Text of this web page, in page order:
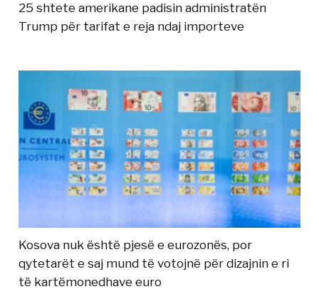
25 shtete amerikane padisin administratën
Trump për tarifat e reja ndaj importeve
Kosova nuk është pjesë e eurozonës, por
qytetarët e saj mund të votojnë për dizajnin e ri
të kartëmonedhave euro